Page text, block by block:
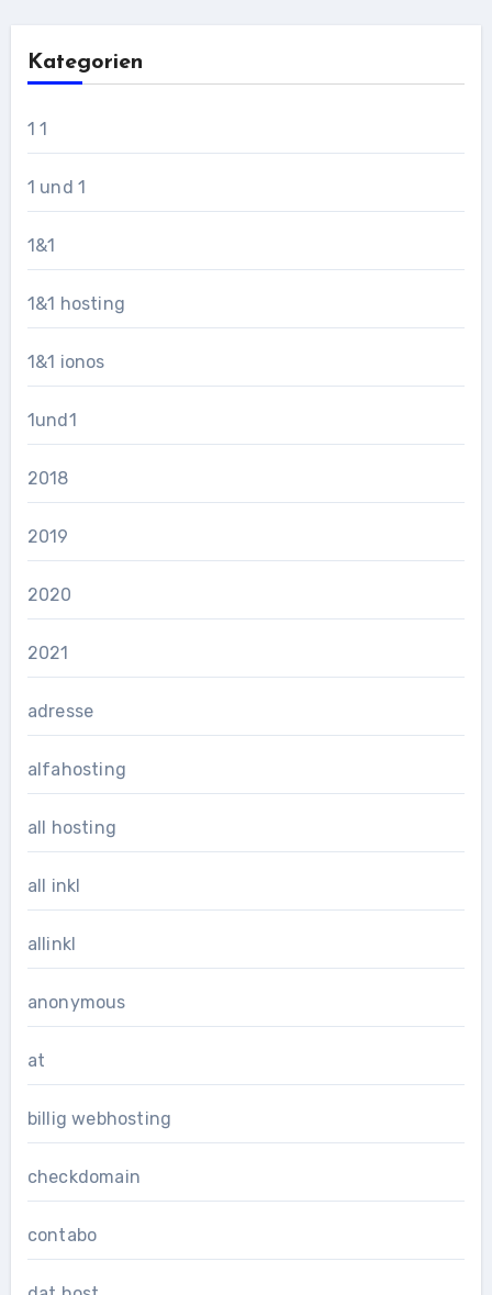
Kategorien
1 1
1 und 1
1&1
1&1 hosting
1&1 ionos
1und1
2018
2019
2020
2021
adresse
alfahosting
all hosting
all inkl
allinkl
anonymous
at
billig webhosting
checkdomain
contabo